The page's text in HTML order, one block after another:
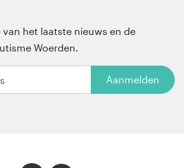
het laatste nieuws en de
Woerden.